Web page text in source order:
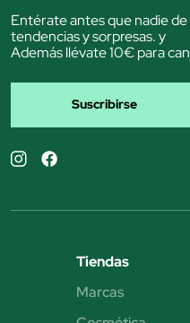
Entérate antes que nadie
tendencias y sorpresas. y
Además llévate 10€ para
Suscribirse
Tiendas
Marcas